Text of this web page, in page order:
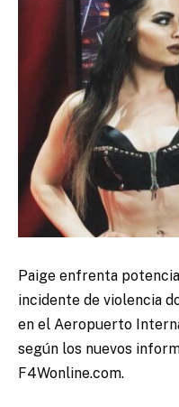
Paige enfrenta
incidente de violencia
en el Aeropuerto
según los nuevos
F4Wonline.com.